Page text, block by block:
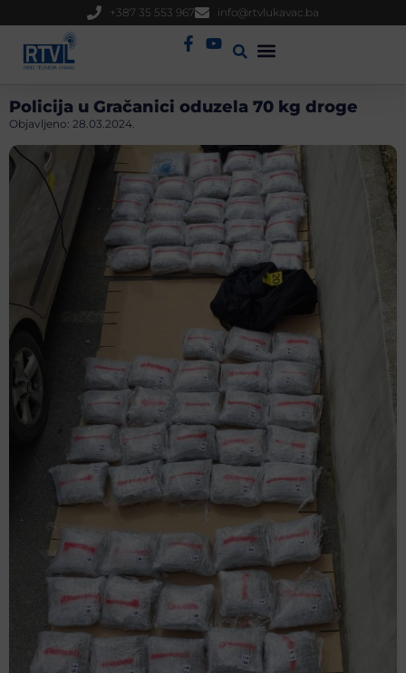
+387 35 553 967 info@rtvlukavac.ba
Policija u Gračanici oduzela 70 kg droge
Objavljeno: 28.03.2024.